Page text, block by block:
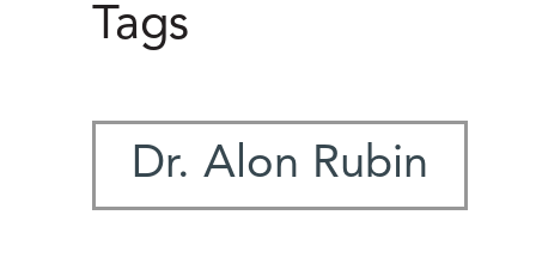
Tags
Dr. Alon Rubin